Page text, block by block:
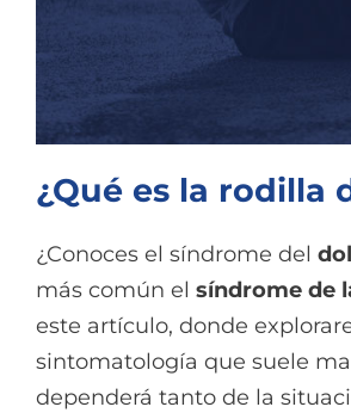
¿Qué es la rodilla
¿Conoces el síndrome del
más común el síndrome de
este artículo, donde
sintomatología que suele
dependerá tanto de la